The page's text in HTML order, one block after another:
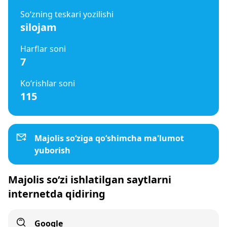
So‘zning teskari yozilishi
silojam
Harflar soni
7
Ko‘rishlar soni
115
Majolis so‘ziga qo‘shimcha ma'lumot
yuborish
Majolis so‘zi ishlatilgan saytlarni
internetda qidiring
Google